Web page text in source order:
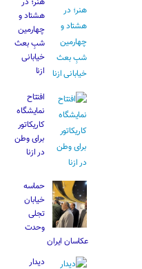
هشتاد و
چهارمین
شبِ بعث
خیابانی
ازنا
افتتاح
نمایشگاه
کاریکاتور
برای وطن
در ازنا
حماسه
خیابان
تجلی
وحدت
عکاسان ایران
دیدار